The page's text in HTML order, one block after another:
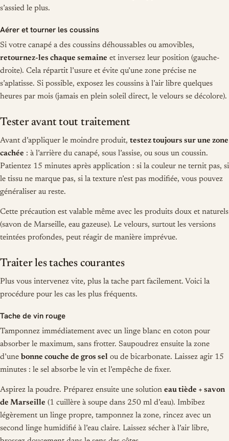
s’assied le plus.
Aérer et tourner les coussins
Si votre canapé a des coussins déhoussables ou amovibles,
retournez-les chaque semaine et inversez leur position (gauche-
droite). Cela répartit l’usure et évite qu’une zone précise ne
s’aplatisse. Si possible, exposez les coussins à l’air libre quelques
heures par mois (jamais en plein soleil direct, le velours se décolore).
Tester avant tout traitement
Avant d’appliquer le moindre produit, testez toujours sur une zone
cachée : à l’arrière du canapé, sous l’assise, ou sous un coussin.
Patientez 15 minutes après application : si la couleur ne ternit pas, si
le tissu ne marque pas, si la texture n’est pas modifiée, vous pouvez
généraliser au reste.
Cette précaution est valable même avec les produits doux et naturels
(savon de Marseille, eau gazeuse). Le velours, surtout les versions
teintées profondes, peut réagir de manière imprévue.
Traiter les taches courantes
Plus vous intervenez vite, plus la tache part facilement. Voici la
procédure pour les cas les plus fréquents.
Tache de vin rouge
Tamponnez immédiatement avec un linge blanc en coton pour
absorber le maximum, sans frotter. Saupoudrez ensuite la zone
d’une bonne couche de gros sel ou de bicarbonate. Laissez agir 15
minutes : le sel absorbe le vin et l’empêche de fixer.
Aspirez la poudre. Préparez ensuite une solution eau tiède + savon
de Marseille (1 cuillère à soupe dans 250 ml d’eau). Imbibez
légèrement un linge propre, tamponnez la zone, rincez avec un
second linge humidifié à l’eau claire. Laissez sécher à l’air libre,